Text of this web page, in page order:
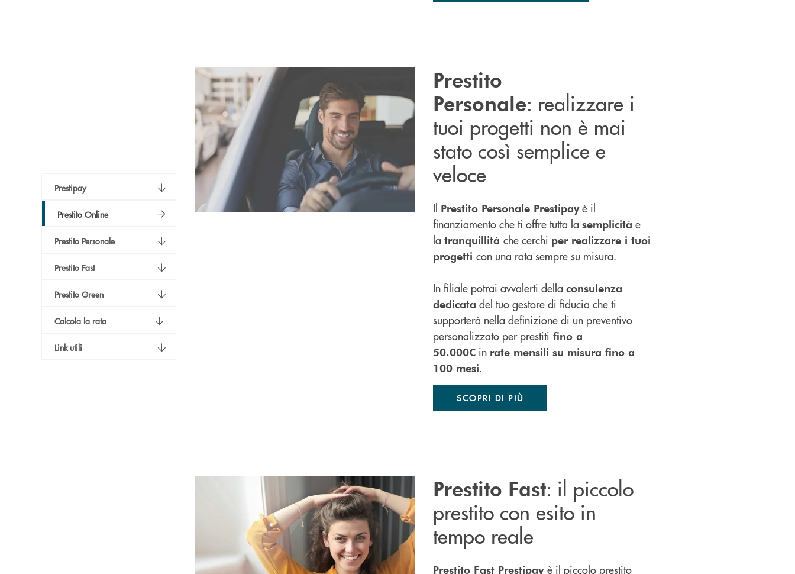
Prestipay
Prestito Online
Prestito Personale
Prestito Fast
Prestito Green
Calcola la rata
Link utili
Prestito
Personale: realizzare i
tuoi progetti non è mai
stato così semplice e
veloce
Il Prestito Personale Prestipayè il
finanziamento che ti offre tutta la semplicità e
la tranquillità che cerchi per realizzare i tuoi
progetti con una rata sempre su misura.
In filiale potrai avvalerti della consulenza
dedicata del tuo gestore di fiducia che ti
supporterà nella definizione di un preventivo
personalizzato per prestiti fino a
50.000€in rate mensili su misura fino a
100 mesi.
SCOPRI DI PIÙ
Prestito Fast: il piccolo
prestito con esito in
tempo reale
Prestito Fast Prestipay è il piccolo prestito